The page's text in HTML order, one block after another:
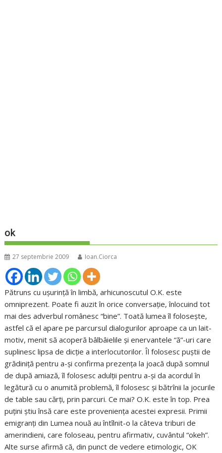
ok
27 septembrie 2009 Ioan.Ciorca
Pătruns cu uşurinţă în limbă, arhicunoscutul O.K. este
omniprezent. Poate fi auzit în orice conversaţie, înlocuind tot
mai des adverbul românesc “bine”. Toată lumea îl foloseşte,
astfel că el apare pe parcursul dialogurilor aproape ca un lait-
motiv, menit să acoperă bâlbâielile şi enervantele “ă”-uri care
suplinesc lipsa de dicţie a interlocutorilor. Îl folosesc puştii de
grădiniţă pentru a-şi confirma prezenţa la joacă după somnul
de după amiază, îl folosesc adulţii pentru a-şi da acordul în
legătură cu o anumită problemă, îl folosesc şi bătrînii la jocurile
de table sau cărţi, prin parcuri. Ce mai? O.K. este în top. Prea
puţini ştiu însă care este provenienţa acestei expresii. Primii
emigranţi din Lumea nouă au întîlnit-o la câteva triburi de
amerindieni, care foloseau, pentru afirmativ, cuvântul “okeh”.
Alte surse afirmă că, din punct de vedere etimologic, OK